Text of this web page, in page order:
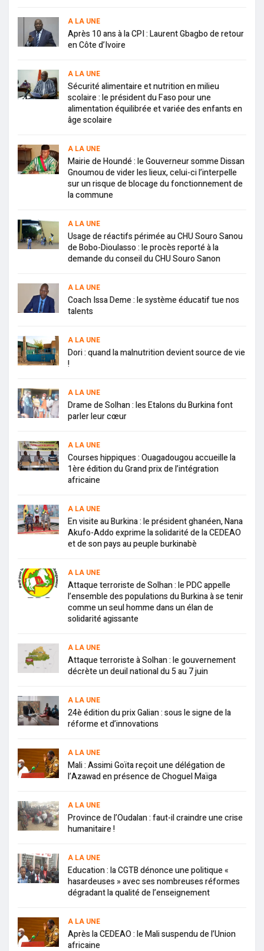
A LA UNE
Après 10 ans à la CPI : Laurent Gbagbo de retour
en Côte d’Ivoire
A LA UNE
Sécurité alimentaire et nutrition en milieu
scolaire : le président du Faso pour une
alimentation équilibrée et variée des enfants en
âge scolaire
A LA UNE
Mairie de Houndé : le Gouverneur somme Dissan
Gnoumou de vider les lieux, celui-ci l’interpelle
sur un risque de blocage du fonctionnement de
la commune
A LA UNE
Usage de réactifs périmée au CHU Souro Sanou
de Bobo-Dioulasso : le procès reporté à la
demande du conseil du CHU Souro Sanon
A LA UNE
Coach Issa Deme : le système éducatif tue nos
talents
A LA UNE
Dori : quand la malnutrition devient source de vie
!
A LA UNE
Drame de Solhan : les Etalons du Burkina font
parler leur cœur
A LA UNE
Courses hippiques : Ouagadougou accueille la
1ère édition du Grand prix de l’intégration
africaine
A LA UNE
En visite au Burkina : le président ghanéen, Nana
Akufo-Addo exprime la solidarité de la CEDEAO
et de son pays au peuple burkinabè
A LA UNE
Attaque terroriste de Solhan : le PDC appelle
l’ensemble des populations du Burkina à se tenir
comme un seul homme dans un élan de
solidarité agissante
A LA UNE
Attaque terroriste à Solhan : le gouvernement
décrète un deuil national du 5 au 7 juin
A LA UNE
24è édition du prix Galian : sous le signe de la
réforme et d’innovations
A LA UNE
Mali : Assimi Goïta reçoit une délégation de
l’Azawad en présence de Choguel Maïga
A LA UNE
Province de l’Oudalan : faut-il craindre une crise
humanitaire !
A LA UNE
Education : la CGTB dénonce une politique «
hasardeuses » avec ses nombreuses réformes
dégradant la qualité de l’enseignement
A LA UNE
Après la CEDEAO : le Mali suspendu de l’Union
africaine